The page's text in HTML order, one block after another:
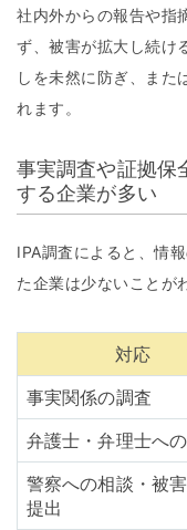
社内外からの報告や指
ず、被害が拡大し続け
しを未然に防ぎ、また
れます。
事実調査や証拠保
する企業が多い
IPA調査によると、情
た企業は少ないことが
対応
事実関係の調査
弁護士・弁理士へ
警察への相談・被
提出